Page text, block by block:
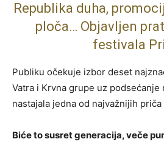
Republika duha,
ploča… Objavljen
festivala
Publiku očekuje izbor deset
Vatra i Krvna grupe uz podsećanje
nastajala jedna od najvažnijih
Biće to susret generacija, veče